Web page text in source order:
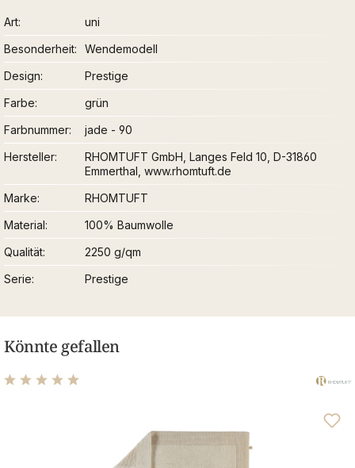
Art
uni
Besonderheit
Wendemodell
Design
Prestige
Farbe
grün
Farbnummer
jade - 90
Hersteller
RHOMTUFT GmbH, Langes Feld 10, D-31860
Emmerthal, www.rhomtuft.de
Marke
RHOMTUFT
Material
100% Baumwolle
Qualität
2250 g/qm
Serie
Prestige
Könnte gefallen